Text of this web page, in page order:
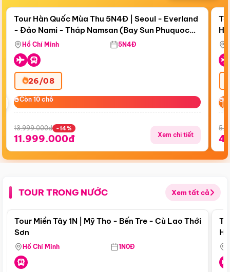
Còn18 ngày 16:35:30
Bay Sun Phuquoc Airways
Tour Hàn Quốc Mùa Thu 5N4Đ | Seoul - Everland
- Đảo Nami - Tháp Namsan (Bay Sun Phuquoc
Airways)
Hồ Chí Minh 5N4Đ
26/08
Còn 10 chỗ
Còn 10 chỗ
13.999.000đ -14%
11.999.000đ Xem chi tiết
TOUR TRONG NƯỚC Xem tất cả
Điểm nổi bật
Tour Miền Tây 1N | Mỹ Tho - Bến Tre - Cù Lao Thới
Sơn
Hồ Chí Minh 1N0Đ